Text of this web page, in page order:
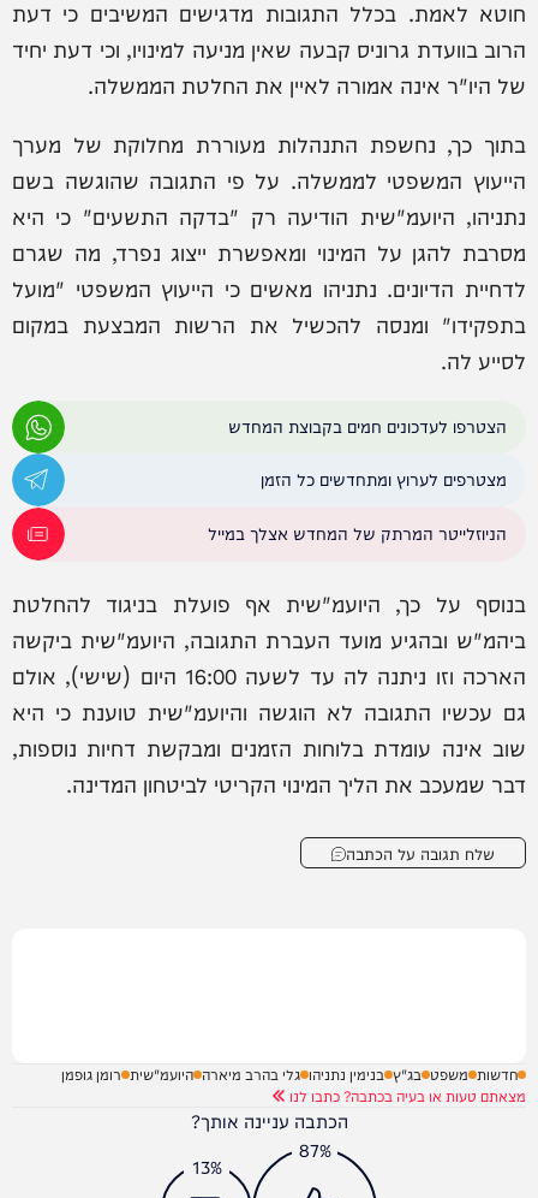
חוטא לאמת. בכלל התגובות מדגישים המשיבים כי דעת
הרוב בוועדת גרוניס קבעה שאין מניעה למינויו, וכי דעת יחיד
של היו"ר אינה אמורה לאיין את החלטת הממשלה.
בתוך כך, נחשפת התנהלות מעוררת מחלוקת של מערך
הייעוץ המשפטי לממשלה. על פי התגובה שהוגשה בשם
נתניהו, היועמ"שית הודיעה רק "בדקה התשעים" כי היא
מסרבת להגן על המינוי ומאפשרת ייצוג נפרד, מה שגרם
לדחיית הדיונים. נתניהו מאשים כי הייעוץ המשפטי "מועל
בתפקידו" ומנסה להכשיל את הרשות המבצעת במקום
לסייע לה.
הצטרפו לעדכונים חמים בקבוצת המחדש
מצטרפים לערוץ ומתחדשים כל הזמן
הניוזלייטר המרתק של המחדש אצלך במייל
בנוסף על כך, היועמ"שית אף פועלת בניגוד להחלטת
ביהמ"ש ובהגיע מועד העברת התגובה, היועמ"שית ביקשה
הארכה וזו ניתנה לה עד לשעה 16:00 היום (שישי), אולם
גם עכשיו התגובה לא הוגשה והיועמ"שית טוענת כי היא
שוב אינה עומדת בלוחות הזמנים ומבקשת דחיות נוספות,
דבר שמעכב את הליך המינוי הקריטי לביטחון המדינה.
שלח תגובה על הכתבה
חדשות משפט בג"ץ בנימין נתניהו גלי בהרב מיארה היועמ"שית רומן גופמן
מצאתם טעות או בעיה בכתבה? כתבו לנו
הכתבה עניינה אותך?
87%
13%